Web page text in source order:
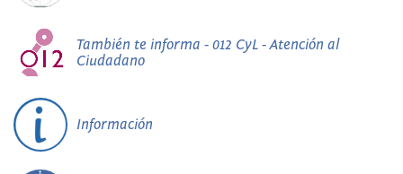
También te informa - 012 CyL - Atención al
Ciudadano
Información